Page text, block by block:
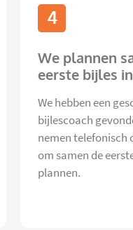
4
We plannen
eerste bijles
We hebben een
bijlescoach
nemen telefonisch
om samen de
plannen.